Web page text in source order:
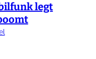
legt